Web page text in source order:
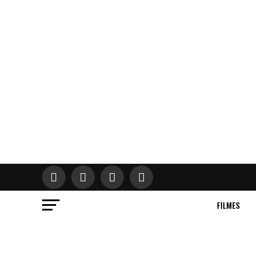
FILMES